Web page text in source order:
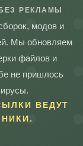
РЕКЛАМЫ
модов и
Мы обновляем
файлов и
не пришлось
ВЕДУТ